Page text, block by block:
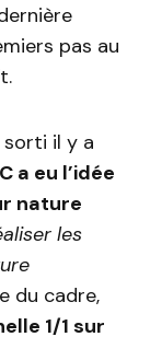
pas au
il y a
a eu l’idée
nature
les
du cadre,
1/1 sur